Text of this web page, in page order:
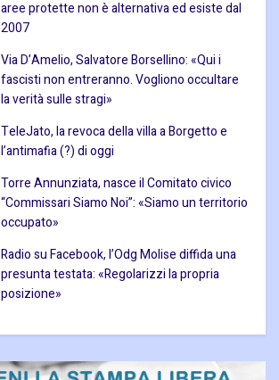
aree protette non è alternativa ed esiste dal
2007
Via D’Amelio, Salvatore Borsellino: «Qui i
fascisti non entreranno. Vogliono occultare
la verità sulle stragi»
TeleJato, la revoca della villa a Borgetto e
l’antimafia (?) di oggi
Torre Annunziata, nasce il Comitato civico
“Commissari Siamo Noi”: «Siamo un territorio
occupato»
Radio su Facebook, l’Odg Molise diffida una
presunta testata: «Regolarizzi la propria
posizione»